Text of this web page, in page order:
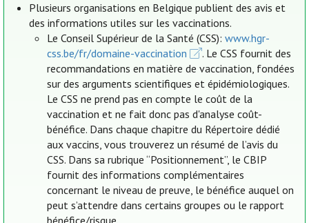
Plusieurs organisations en Belgique publient des avis et
des informations utiles sur les vaccinations.
Le Conseil Supérieur de la Santé (CSS):www.hgr-
css.be/fr/domaine-vaccination
. Le CSS fournit des
recommandations en matière de vaccination, fondées
sur des arguments scientifiques et épidémiologiques.
Le CSS ne prend pas en compte le coût de la
vaccination et ne fait donc pas d'analyse coût-
bénéfice. Dans chaque chapitre du Répertoire dédié
aux vaccins, vous trouverez un résumé de l’avis du
CSS. Dans sa rubrique “Positionnement”, le CBIP
fournit des informations complémentaires
concernant le niveau de preuve, le bénéfice auquel on
peut s’attendre dans certains groupes ou le rapport